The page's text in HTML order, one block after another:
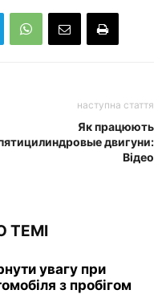
наступна стаття
Як працюють
двигуни:
Відео
ТЕМІ
увагу при
з пробігом